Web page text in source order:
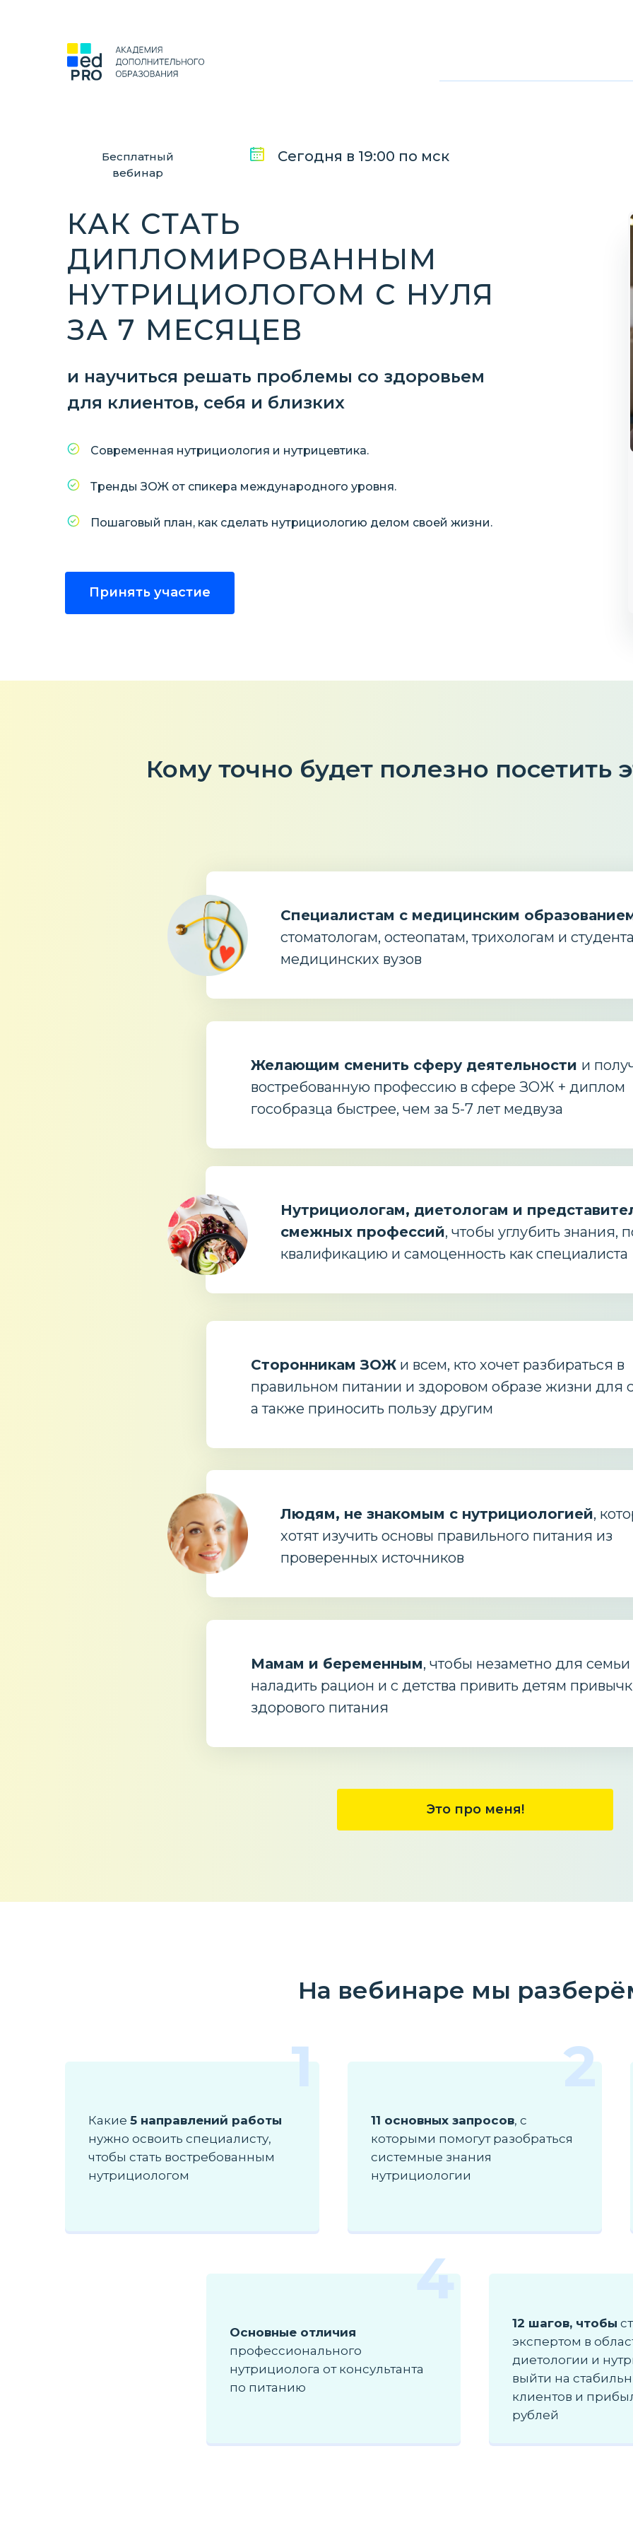
КАК СТАТЬ
ДИПЛОМИРОВАННЫМ
НУТРИЦИОЛОГОМ С НУЛЯ
ЗА 7 МЕСЯЦЕВ
Принять участие
Современная нутрициология и нутрицевтика.
Тренды ЗОЖ от спикера международного уровня.
Пошаговый план, как сделать нутрициологию делом своей жизни.
и научиться решать проблемы со здоровьем
для клиентов, себя и близких
Сегодня в 19:00 по мск
Бесплатный
вебинар
Кому точно будет полезно посетить
Это про меня!
Мамам и беременным, чтобы незаметно для семьи
наладить рацион и с детства привить детям
здорового питания
Людям, не знакомым с нутрициологией,
хотят изучить основы правильного питания из
проверенных источников
Сторонникам ЗОЖ и всем, кто хочет разбираться в
правильном питании и здоровом образе жизни для
а также приносить пользу другим
Нутрициологам, диетологам и
смежных профессий, чтобы углубить знания,
квалификацию и самоценность как специалиста
Желающим сменить сферу деятельности и
востребованную профессию в сфере ЗОЖ + диплом
гособразца быстрее, чем за 5-7 лет медвуза
Специалистам с медицинским
стоматологам, остеопатам, трихологам и
медицинских вузов
На вебинаре мы
1
11 основных запросов, с
которыми помогут разобраться
системные знания
нутрициологии
2
4
12 шагов, чтобы
экспертом в
диетологии и
выйти на
клиентов и
рублей
Какие 5 направлений работы
нужно освоить специалисту,
чтобы стать востребованным
нутрициологом
Основные отличия
профессионального
нутрициолога от консультанта
по питанию